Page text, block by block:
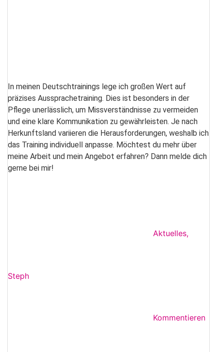
In meinen Deutschtrainings lege ich großen Wert auf
präzises Aussprachetraining. Dies ist besonders in der
Pflege unerlässlich, um Missverständnisse zu vermeiden
und eine klare Kommunikation zu gewährleisten. Je nach
Herkunftsland variieren die Herausforderungen, weshalb ich
das Training individuell anpasse. Möchtest du mehr über
meine Arbeit und mein Angebot erfahren? Dann melde dich
gerne bei mir!
Aktuelles,
Steph
Kommentieren